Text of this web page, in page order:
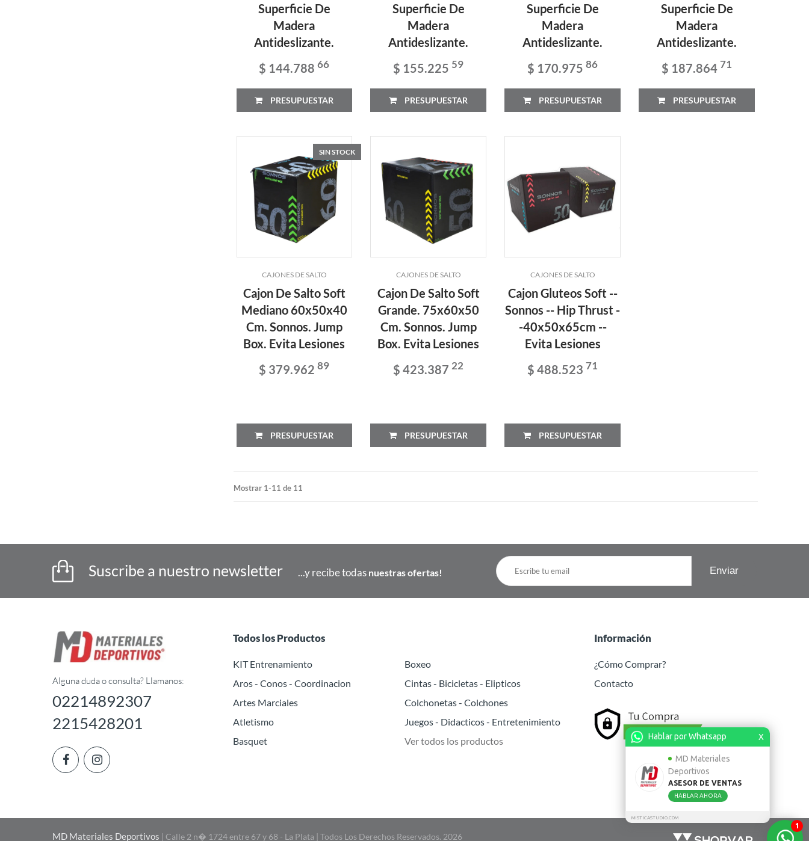
1
Hablar por Whatsapp X
MD Materiales
Deportivos
ASESOR DE VENTAS
HABLAR AHORA
MISTICASTUDIO.COM
Superficie De
Madera
Antideslizante.
$ 144.78866
PRESUPUESTAR
Superficie De
Madera
Antideslizante.
$ 155.225 59
PRESUPUESTAR
Superficie De
Madera
Antideslizante.
$ 170.97586
PRESUPUESTAR
Superficie De
Madera
Antideslizante.
$ 187.864 71
PRESUPUESTAR
SIN STOCK
CAJONES DE SALTO
Cajon De Salto Soft
Mediano 60x50x40
Cm. Sonnos. Jump
Box. Evita Lesiones
$ 379.96289
PRESUPUESTAR
CAJONES DE SALTO
Cajon De Salto Soft
Grande. 75x60x50
Cm. Sonnos. Jump
Box. Evita Lesiones
$ 423.38722
PRESUPUESTAR
CAJONES DE SALTO
Cajon Gluteos Soft --
Sonnos -- Hip Thrust -
-40x50x65cm --
Evita Lesiones
$ 488.523 71
PRESUPUESTAR
Mostrar 1-11 de 11
Suscribe a nuestro newsletter ...y recibe todas nuestras ofertas!
Alguna duda o consulta? Llamanos:
02214892307
2215428201
Todos los Productos
KIT Entrenamiento
Aros - Conos - Coordinacion
Artes Marciales
Atletismo
Basquet
Boxeo
Cintas - Bicicletas - Elipticos
Colchonetas - Colchones
Juegos - Didacticos - Entretenimiento
Ver todos los productos
Información
¿Cómo Comprar?
Contacto
MD Materiales Deportivos | Calle 2 n� 1724 entre 67 y 68 - La Plata | Todos Los Derechos Reservados. 2026